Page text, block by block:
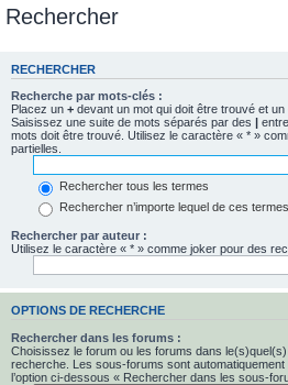
Rechercher
RECHERCHER
Recherche par mots-clés :
Placez un + devant un mot qui doit être trouvé et un
Saisissez une suite de mots séparés par des
mots doit être trouvé. Utilisez le caractère « * »
partielles.
Rechercher tous les termes
Rechercher n’importe lequel de ces termes
Rechercher par auteur :
Utilisez le caractère « * » comme joker pour des
OPTIONS DE RECHERCHE
Rechercher dans les forums :
Choisissez le forum ou les forums dans
recherche. Les sous-forums sont
l’option ci-dessous « Rechercher dans les sous-